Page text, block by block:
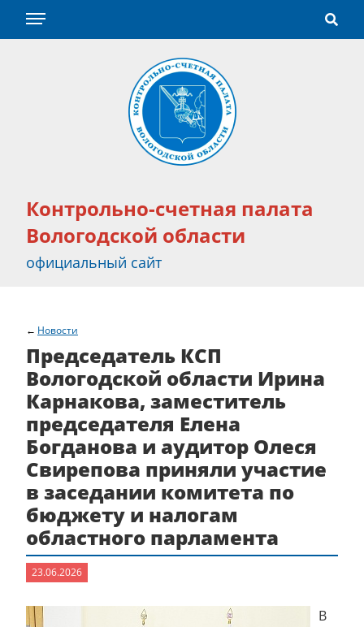
Контрольно-счетная палата
Вологодской области
официальный сайт
Новости
Председатель КСП
Вологодской области Ирина
Карнакова, заместитель
председателя Елена
Богданова и аудитор Олеся
Свирепова приняли участие
в заседании комитета по
бюджету и налогам
областного парламента
23.06.2026
В